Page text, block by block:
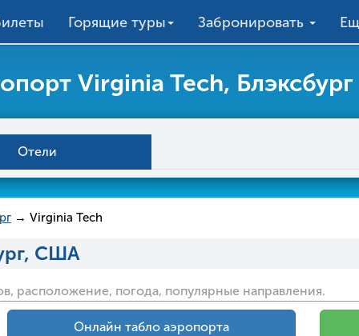
Горящие туры Забронировать
Virginia Tech, Блэксбург
Отели
→ Virginia Tech
США
расположение, погода, популярные направления.
Онлайн табло аэропорта